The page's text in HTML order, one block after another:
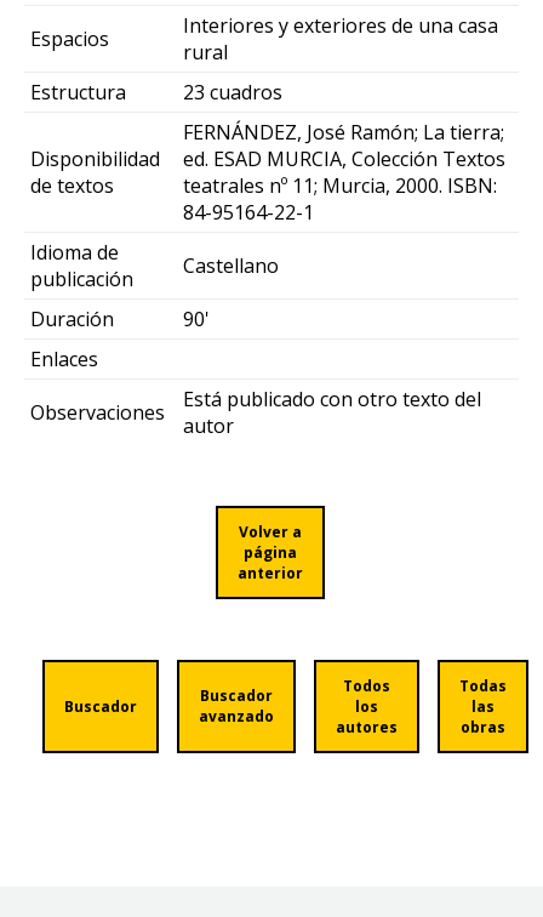
Espacios
Interiores y exteriores de una casa
rural
Estructura
23 cuadros
Disponibilidad
de textos
FERNÁNDEZ, José Ramón; La tierra;
ed. ESAD MURCIA, Colección Textos
teatrales nº 11; Murcia, 2000. ISBN:
84-95164-22-1
Idioma de
publicación
Castellano
Duración
90'
Enlaces
Observaciones
Está publicado con otro texto del
autor
Volver a
página
anterior
Buscador
Buscador
avanzado
Todos
los
autores
Todas
las
obras